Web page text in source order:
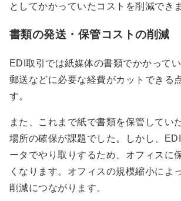
としてかかっていたコストを削減でき
書類の発送・保管コストの削減
EDI取引では紙媒体の書類でかかってい
郵送などに必要な経費がカットできる
す。
また、これまで紙で書類を保管してい
場所の確保が課題でした。しかし、
ータでやり取りするため、オフィスに
くなります。オフィスの規模縮小によ
削減につながります。